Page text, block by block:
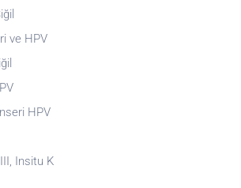
ve HPV
HPV
Insitu K